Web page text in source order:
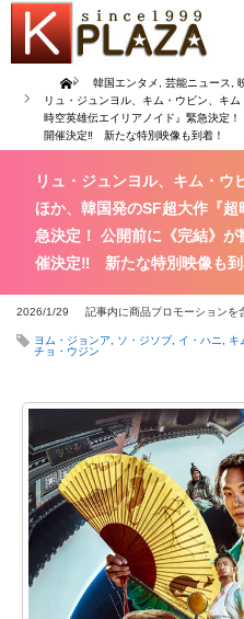
Home 韓国エンタメ 芸能ニュース
リュ・ジュンヨル、キム・ウビン、キ
時空英雄伝エイリアノイド』緊急決定
開催決定‼ 新たな特別映像も到着！
リュ・ジュンヨル、キム・ウ
ほか、韓国発のSF超大作『
急決定！ 公開前に《完結》
催決定‼ 新たな特別映像も到
2026/1/29 記事内に商品プロモーションを
ヨム・ジョンア ソ・ジソブ イ・ハニ キ
チョ・ウジン